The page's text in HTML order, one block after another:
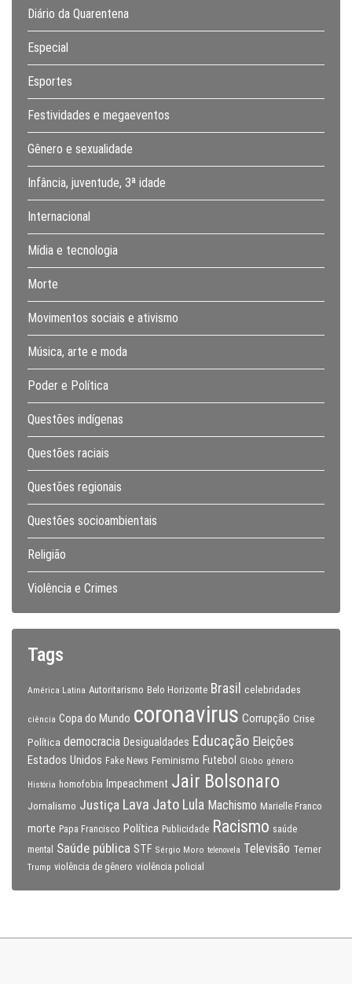
Diário da Quarentena
Especial
Esportes
Festividades e megaeventos
Gênero e sexualidade
Infância, juventude, 3ª idade
Internacional
Mídia e tecnologia
Morte
Movimentos sociais e ativismo
Música, arte e moda
Poder e Política
Questões indígenas
Questões raciais
Questões regionais
Questões socioambientais
Religião
Violência e Crimes
Tags
América Latina Autoritarismo Belo Horizonte Brasil celebridades
ciência Copa do Mundo coronavirus Corrupção Crise
Política democracia Desigualdades Educação Eleições
Estados Unidos Fake News Feminismo Futebol Globo gênero
História homofobia Impeachment Jair Bolsonaro
Jornalismo Justiça Lava Jato Lula Machismo Marielle Franco
morte Papa Francisco Política Publicidade Racismo saúde
mental
Saúde pública STF Sérgio Moro telenovela Televisão Temer
Trump violência de gênero violência policial